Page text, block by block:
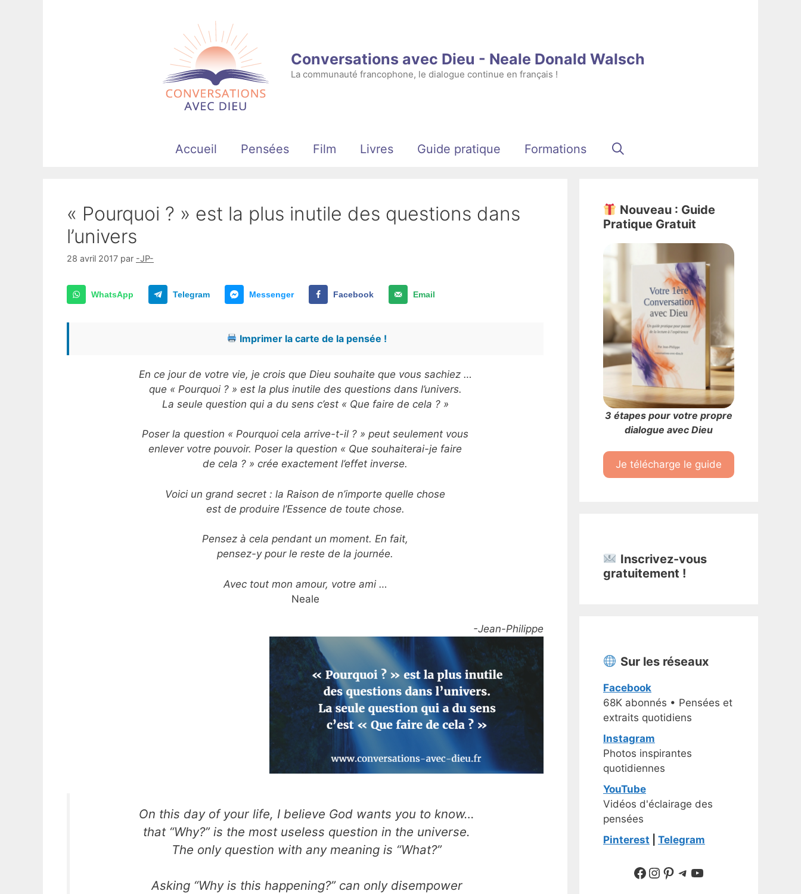
Conversations avec Dieu - Neale Donald Walsch
La communauté francophone, le dialogue continue en français !
Accueil Pensées Film Livres Guide pratique Formations
« Pourquoi ? » est la plus inutile des questions dans
l’univers
28 avril 2017 par -JP-
WhatsApp Telegram Messenger Facebook Email
Imprimer la carte de la pensée !
En ce jour de votre vie, je crois que Dieu souhaite que vous sachiez …
que « Pourquoi ? » est la plus inutile des questions dans l’univers.
La seule question qui a du sens c’est « Que faire de cela ? »
Poser la question « Pourquoi cela arrive-t-il ? » peut seulement vous
enlever votre pouvoir. Poser la question « Que souhaiterai-je faire
de cela ? » crée exactement l’effet inverse.
Voici un grand secret : la Raison de n’importe quelle chose
est de produire l’Essence de toute chose.
Pensez à cela pendant un moment. En fait,
pensez-y pour le reste de la journée.
Avec tout mon amour, votre ami …
Neale
-Jean-Philippe
On this day of your life, I believe God wants you to know…
that “Why?” is the most useless question in the universe.
The only question with any meaning is “What?”
Asking “Why is this happening?” can only disempower
Nouveau : Guide
Pratique Gratuit
3 étapes pour votre propre
dialogue avec Dieu
Je télécharge le guide
Inscrivez-vous
gratuitement !
Sur les réseaux
Facebook
68K abonnés • Pensées et
extraits quotidiens
Instagram
Photos inspirantes
quotidiennes
YouTube
Vidéos d'éclairage des
pensées
Pinterest
Telegram
Suivre sur Facebook
Suivre sur Instagram
Pinterest
Sur Telegram
YouTube